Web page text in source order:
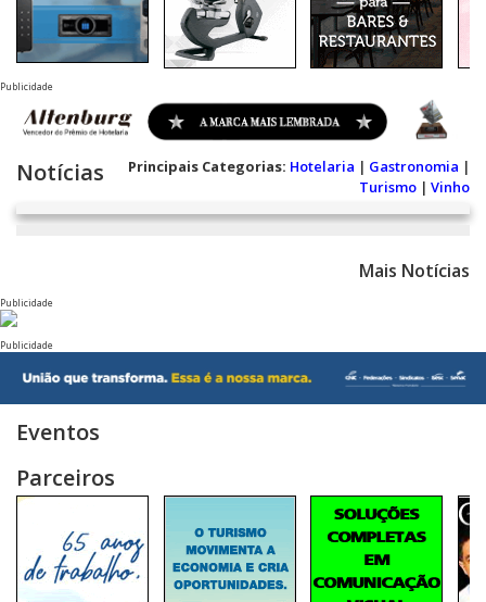
Publicidade
Notícias Principais Categorias: Hotelaria | Gastronomia |
Turismo | Vinho
Mais Notícias
Publicidade
Publicidade
Eventos
Parceiros